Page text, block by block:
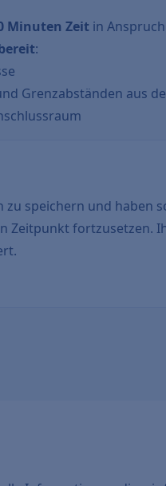
Minuten Zeit in
:
Grenzabständen aus
speichern und haben
Zeitpunkt fortzusetzen.